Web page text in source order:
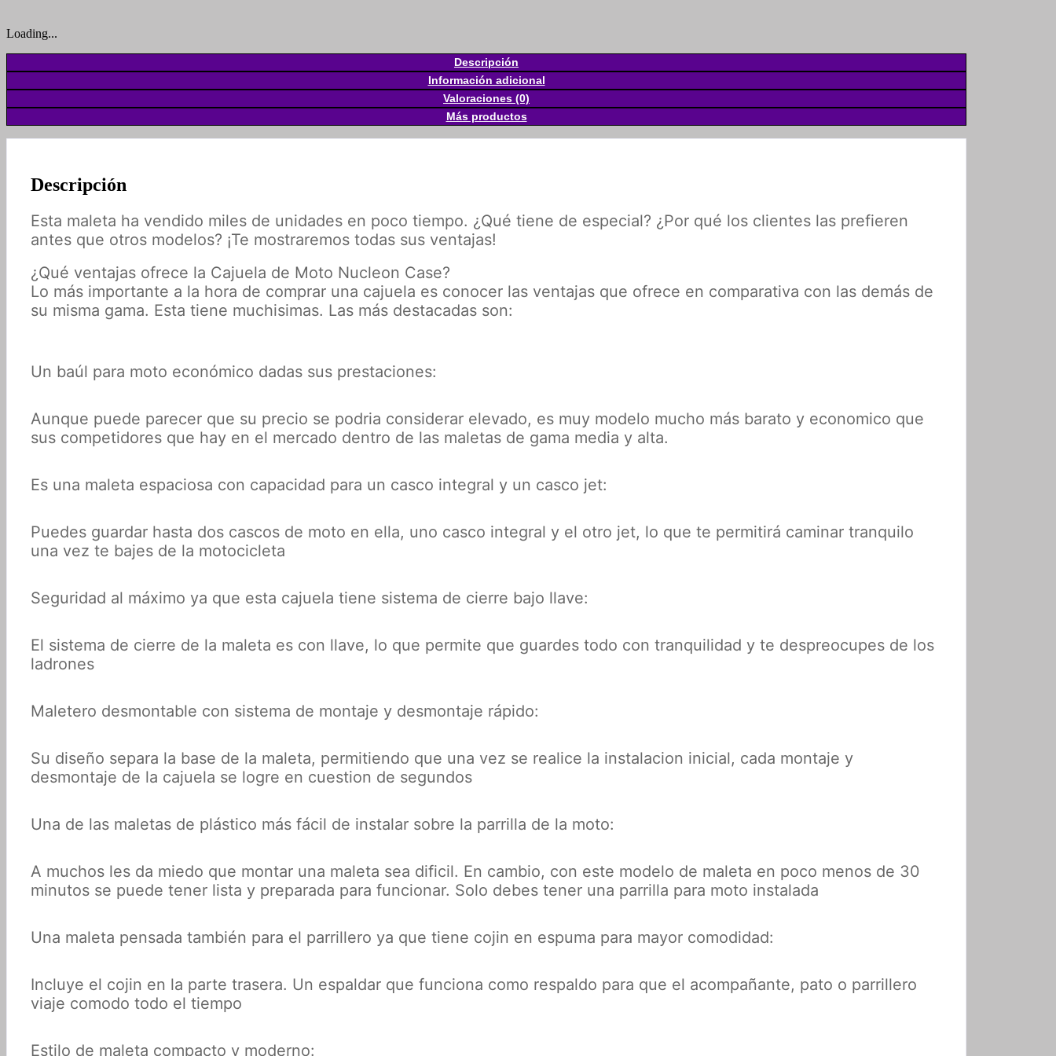
Loading...
Descripción
Información adicional
Valoraciones (0)
Más productos
Descripción
Esta maleta ha vendido miles de unidades en poco tiempo. ¿Qué tiene de especial? ¿Por qué los clientes las prefieren
antes que otros modelos? ¡Te mostraremos todas sus ventajas!
¿Qué ventajas ofrece la Cajuela de Moto Nucleon Case?
Lo más importante a la hora de comprar una cajuela es conocer las ventajas que ofrece en comparativa con las demás de
su misma gama. Esta tiene muchisimas. Las más destacadas son:
Un baúl para moto económico dadas sus prestaciones:
Aunque puede parecer que su precio se podria considerar elevado, es muy modelo mucho más barato y economico que
sus competidores que hay en el mercado dentro de las maletas de gama media y alta.
Es una maleta espaciosa con capacidad para un casco integral y un casco jet:
Puedes guardar hasta dos cascos de moto en ella, uno casco integral y el otro jet, lo que te permitirá caminar tranquilo
una vez te bajes de la motocicleta
Seguridad al máximo ya que esta cajuela tiene sistema de cierre bajo llave:
El sistema de cierre de la maleta es con llave, lo que permite que guardes todo con tranquilidad y te despreocupes de los
ladrones
Maletero desmontable con sistema de montaje y desmontaje rápido:
Su diseño separa la base de la maleta, permitiendo que una vez se realice la instalacion inicial, cada montaje y
desmontaje de la cajuela se logre en cuestion de segundos
Una de las maletas de plástico más fácil de instalar sobre la parrilla de la moto:
A muchos les da miedo que montar una maleta sea dificil. En cambio, con este modelo de maleta en poco menos de 30
minutos se puede tener lista y preparada para funcionar. Solo debes tener una parrilla para moto instalada
Una maleta pensada también para el parrillero ya que tiene cojin en espuma para mayor comodidad:
Incluye el cojin en la parte trasera. Un espaldar que funciona como respaldo para que el acompañante, pato o parrillero
viaje comodo todo el tiempo
Estilo de maleta compacto y moderno: